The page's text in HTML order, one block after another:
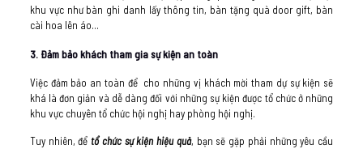
khu vực như bàn ghi danh lấy thông tin, bàn tặng quà door gift, bàn
cài hoa lên áo…
3. Đảm bảo khách tham gia sự kiện an toàn
Việc đảm bảo an toàn để cho những vị khách mời tham dự sự kiện sẽ
khá là đơn giản và dễ dàng đối với những sự kiện được tổ chức ở những
khu vực chuyên tổ chức hội nghị hay phòng hội nghị.
Tuy nhiên, để tổ chức sự kiện hiệu quả, bạn sẽ gặp phải những yêu cầu